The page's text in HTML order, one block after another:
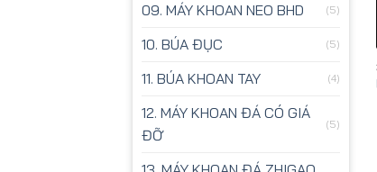
09. MÁY KHOAN NEO BHD (5)
10. BÚA ĐỤC (5)
11. BÚA KHOAN TAY (4)
12. MÁY KHOAN ĐÁ CÓ GIÁ
ĐỠ
(5)